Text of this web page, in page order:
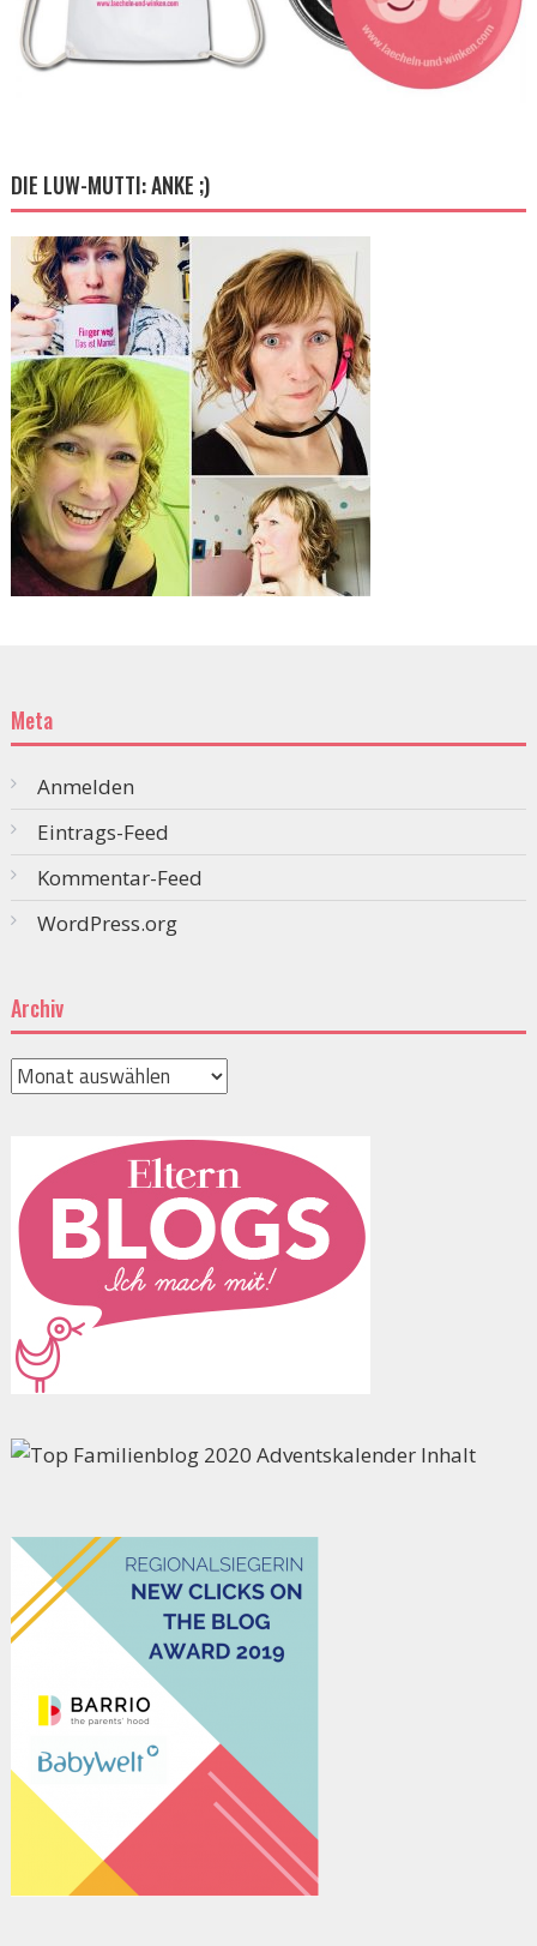
DIE LUW-MUTTI: ANKE ;)
Meta
Anmelden
Eintrags-Feed
Kommentar-Feed
WordPress.org
Archiv
Archiv